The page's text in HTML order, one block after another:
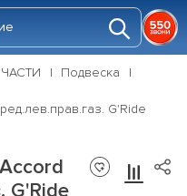
Подвеска
G'Ride
G'Ride